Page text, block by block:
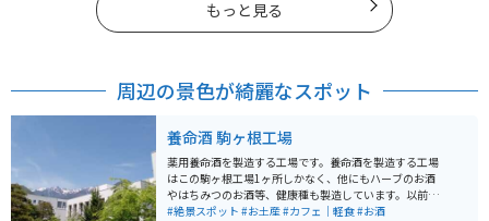
もっと見る
周辺の景色が綺麗なスポット
養命酒 駒ヶ根工場
薬用養命酒を製造する工場です。養命酒を製造する工場
はこの駒ヶ根工場1ヶ所しかなく、他にもハーブのお酒
やはちみつのお酒等、健康種も製造しています。以前ま
では時間制で案内員の方が案内してくれましたが、リニ
#絶景スポット #お土産#カフェ｜軽食#お酒